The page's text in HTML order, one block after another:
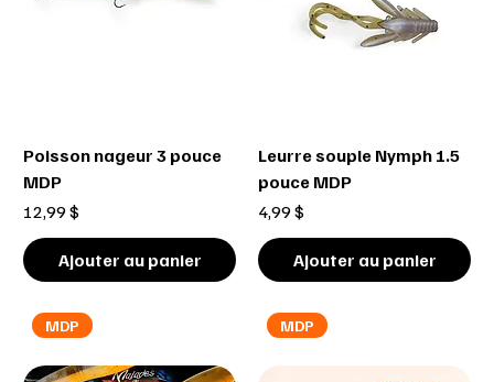
Poisson nageur 3 pouce
MDP
Prix
12,99 $
Ajouter au panier
Leurre souple Nymph 1.5
pouce MDP
Prix
4,99 $
Ajouter au panier
MDP MDP